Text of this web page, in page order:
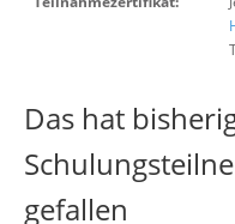
Das hat
gefallen